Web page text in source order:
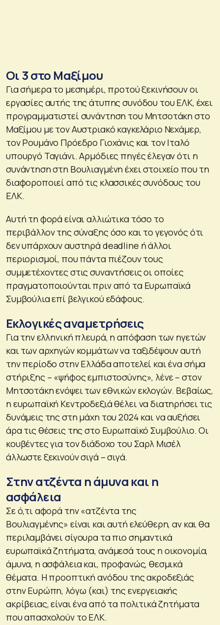
Οι 3 στο Μαξίμου
Για σήμερα το μεσημέρι, προτού ξεκινήσουν οι
εργασίες αυτής της άτυπης συνόδου του ΕΛΚ, έχει
προγραμματιστεί συνάντηση του Μητσοτάκη στο
Μαξίμου με τον Αυστριακό καγκελάριο Νεχάμερ,
τον Ρουμάνο Πρόεδρο Γιοχάνις και τον Ιταλό
υπουργό Ταγιάνι. Αρμόδιες πηγές έλεγαν ότι η
συνάντηση στη Βουλιαγμένη έχει στοιχείο που τη
διαφοροποιεί από τις κλασσικές συνόδους του
ΕΛΚ.
Αυτή τη φορά είναι αλλιώτικα τόσο το
περιβάλλον της σύναξης όσο και το γεγονός ότι
δεν υπάρχουν αυστηρά deadline ή άλλοι
περιορισμοί, που πάντα πιέζουν τους
συμμετέχοντες στις συναντήσεις οι οποίες
πραγματοποιούνται πριν από τα Ευρωπαϊκά
Συμβούλια επί βελγικού εδάφους.
Εκλογικές αναμετρήσεις
Για την ελληνική πλευρά, η απόφαση των ηγετών
και των αρχηγών κομμάτων να ταξιδέψουν αυτή
την περίοδο στην Ελλάδα αποτελεί και ένα σήμα
στήριξης – «ψήφος εμπιστοσύνης», λένε – στον
Μητσοτάκη ενόψει των εθνικών εκλογών. Βεβαίως,
η ευρωπαϊκή Κεντροδεξιά θέλει να διατηρήσει τις
δυνάμεις της στη μάχη του 2024 και να αυξήσει
άρα τις θέσεις της στο Ευρωπαϊκό Συμβούλιο. Οι
κουβέντες για τον διάδοχο του Σαρλ Μισέλ
άλλωστε ξεκινούν σιγά – σιγά.
Στην ατζέντα η άμυνα και η
ασφάλεια
Σε ό,τι αφορά την «ατζέντα της
Βουλιαγμένης» είναι και αυτή ελεύθερη, αν και θα
περιλαμβάνει σίγουρα τα πιο σημαντικά
ευρωπαϊκά ζητήματα, ανάμεσά τους η οικονομία,
άμυνα, η ασφάλεια και, προφανώς, θεσμικά
θέματα. Η προοπτική ανόδου της ακροδεξιάς
στην Ευρώπη, λόγω (και) της ενεργειακής
ακρίβειας, είναι ένα από τα πολιτικά ζητήματα
που απασχολούν το ΕΛΚ.